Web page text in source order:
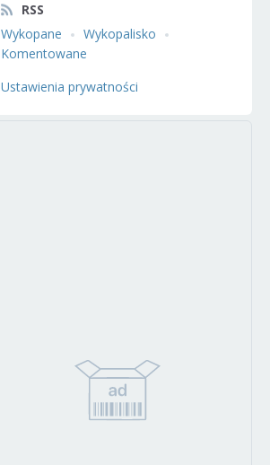
RSS
Wykopane
Wykopalisko
Komentowane
Ustawienia prywatności